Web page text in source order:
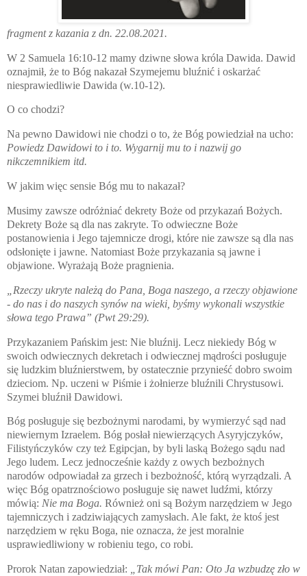
fragment z kazania z dn. 22.08.2021.
W 2 Samuela 16:10-12 mamy dziwne słowa króla Dawida. Dawid
oznajmił, że to Bóg nakazał Szymejemu bluźnić i oskarżać
niesprawiedliwie Dawida (w.10-12).
O co chodzi?
Na pewno Dawidowi nie chodzi o to, że Bóg powiedział na ucho:
Powiedz Dawidowi to i to. Wygarnij mu to i nazwij go
nikczemnikiem itd.
W jakim więc sensie Bóg mu to nakazał?
Musimy zawsze odróżniać dekrety Boże od przykazań Bożych.
Dekrety Boże są dla nas zakryte. To odwieczne Boże
postanowienia i Jego tajemnicze drogi, które nie zawsze są dla nas
odsłonięte i jawne. Natomiast Boże przykazania są jawne i
objawione. Wyrażają Boże pragnienia.
Rzeczy ukryte należą do Pana, Boga naszego, a rzeczy objawione
- do nas i do naszych synów na wieki, byśmy wykonali wszystkie
słowa tego Prawa” (Pwt 29:29).
Przykazaniem Pańskim jest: Nie bluźnij. Lecz niekiedy Bóg w
swoich odwiecznych dekretach i odwiecznej mądrości posługuje
się ludzkim bluźnierstwem, by ostatecznie przynieść dobro swoim
dzieciom. Np. uczeni w Piśmie i żołnierze bluźnili Chrystusowi.
Szymei bluźnił Dawidowi.
Bóg posługuje się bezbożnymi narodami, by wymierzyć sąd nad
niewiernym Izraelem. Bóg posłał niewierzących Asyryjczyków,
Filistyńczyków czy też Egipcjan, by byli laską Bożego sądu nad
Jego ludem. Lecz jednocześnie każdy z owych bezbożnych
narodów odpowiadał za grzech i bezbożność, którą wyrządzali. A
więc Bóg opatrznościowo posługuje się nawet ludźmi, którzy
mówią: Nie ma Boga. Również oni są Bożym narzędziem w Jego
tajemniczych i zadziwiających zamysłach. Ale fakt, że ktoś jest
narzędziem w ręku Boga, nie oznacza, że jest moralnie
usprawiedliwiony w robieniu tego, co robi.
Prorok Natan zapowiedział:
Tak mówi Pan: Oto Ja wzbudzę zło w